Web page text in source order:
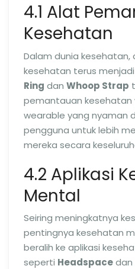
4.1 Alat
Kesehatan
Dalam dunia
kesehatan terus
Ring dan Whoop Strap
pemantauan kesehatan
wearable yang nyaman
pengguna untuk lebih
mereka secara
4.2 Aplikasi
Mental
Seiring meningkatnya
pentingnya kesehatan
beralih ke aplikasi
seperti Headspacedan